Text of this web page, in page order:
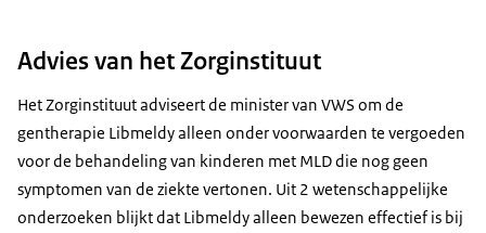
Advies van het Zorginstituut
Het Zorginstituut adviseert de minister van VWS om de
gentherapie Libmeldy alleen onder voorwaarden te vergoeden
voor de behandeling van kinderen met MLD die nog geen
symptomen van de ziekte vertonen. Uit 2 wetenschappelijke
onderzoeken blijkt dat Libmeldy alleen bewezen effectief is bij